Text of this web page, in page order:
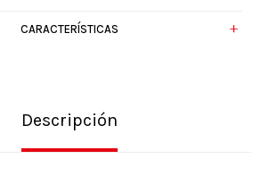
CARACTERÍSTICAS
Descripción